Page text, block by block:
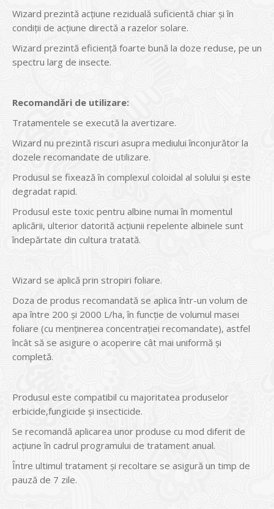
Wizard prezintă acţiune reziduală suficientă chiar şi în
condiţii de acţiune directă a razelor solare.
Wizard prezintă eficienţă foarte bună la doze reduse, pe un
spectru larg de insecte.
Recomandări de utilizare:
Tratamentele se execută la avertizare.
Wizard nu prezintă riscuri asupra mediului înconjurător la
dozele recomandate de utilizare.
Produsul se fixează în complexul coloidal al solului şi este
degradat rapid.
Produsul este toxic pentru albine numai în momentul
aplicării, ulterior datorită acţiunii repelente albinele sunt
îndepărtate din cultura tratată.
Wizard se aplică prin stropiri foliare.
Doza de produs recomandată se aplica într-un volum de
apa între 200 și 2000 L/ha, în funcţie de volumul masei
foliare (cu menţinerea concentraţiei recomandate), astfel
încât să se asigure o acoperire cât mai uniformă şi
completă.
Produsul este compatibil cu majoritatea produselor
erbicide,fungicide şi insecticide.
Se recomandă aplicarea unor produse cu mod diferit de
acţiune în cadrul programului de tratament anual.
Între ultimul tratament şi recoltare se asigură un timp de
pauză de 7 zile.